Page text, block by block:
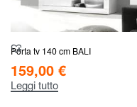
Porta tv 140 cm BALI
159,00 €
Leggi tutto